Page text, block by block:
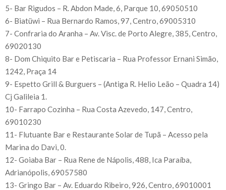
5- Bar Rigudos – R. Abdon Made, 6, Parque 10, 69050510
6- Biatüwi – Rua Bernardo Ramos, 97, Centro, 69005310
7- Confraria do Aranha – Av. Visc. de Porto Alegre, 385, Centro,
69020130
8- Dom Chiquito Bar e Petiscaria – Rua Professor Ernani Simão,
1242, Praça 14
9- Espetto Grill & Burguers – (Antiga R. Helio Leão – Quadra 14)
Cj Galileia 1.
10- Farrapo Cozinha – Rua Costa Azevedo, 147, Centro,
69010230
11- Flutuante Bar e Restaurante Solar de Tupã – Acesso pela
Marina do Davi, 0.
12- Goiaba Bar – Rua Rene de Nápolis, 488, Ica Paraíba,
Adrianópolis, 69057580
13- Gringo Bar – Av. Eduardo Ribeiro, 926, Centro, 69010001